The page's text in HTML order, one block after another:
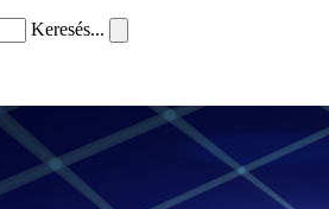
Keresés...